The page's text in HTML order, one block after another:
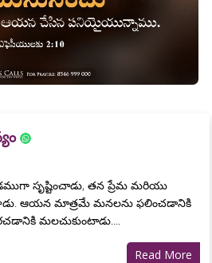
సృష్టించాడు, తన ప్రేమ మరియు
ఆయన మాత్రమే మనలను ఫలించడానికి
మలచుకుంటాడు....
Read More